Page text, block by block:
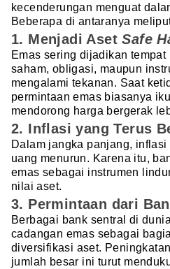
kecenderungan menguat
Beberapa di antaranya
1. Menjadi AsetSafe
Emas sering dijadikan
saham, obligasi, maupun
mengalami tekanan. Saat
permintaan emas biasanya
mendorong harga bergerak
2. Inflasi yang Terus
Dalam jangka panjang,
uang menurun. Karena itu,
emas sebagai instrumen
nilai aset.
3. Permintaan dari
Berbagai bank sentral di
cadangan emas sebagai
diversifikasi aset.
jumlah besar ini turut